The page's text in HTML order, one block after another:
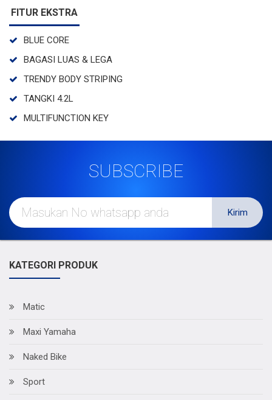
FITUR EKSTRA
BLUE CORE
BAGASI LUAS & LEGA
TRENDY BODY STRIPING
TANGKI 4.2L
MULTIFUNCTION KEY
SUBSCRIBE
Kirim
KATEGORI PRODUK
Matic
Maxi Yamaha
Naked Bike
Sport